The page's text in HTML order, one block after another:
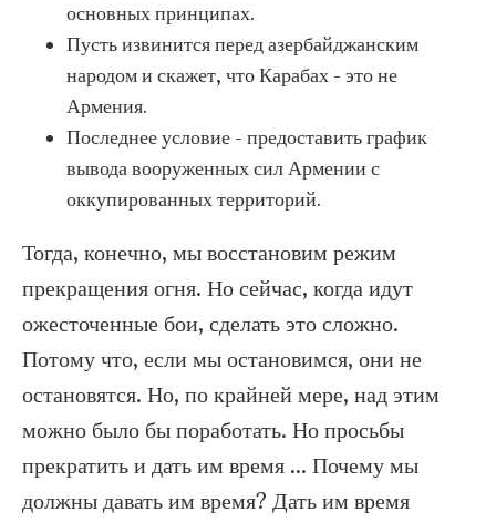
основных принципах.
Пусть извинится перед азербайджанским
народом и скажет, что Карабах - это не
Армения.
Последнее условие - предоставить график
вывода вооруженных сил Армении с
оккупированных территорий.
Тогда, конечно, мы восстановим режим
прекращения огня. Но сейчас, когда идут
ожесточенные бои, сделать это сложно.
Потому что, если мы остановимся, они не
остановятся. Но, по крайней мере, над этим
можно было бы поработать. Но просьбы
прекратить и дать им время ... Почему мы
должны давать им время? Дать им время